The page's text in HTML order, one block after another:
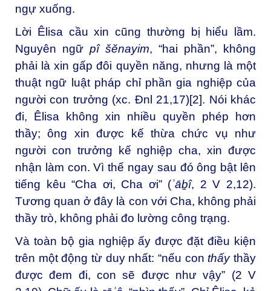
ngự xuống.
Lời Êlisa cầu xin cũng thường bị hiểu lầm.
Nguyên ngữ pî šĕnayim, “hai phần”, không
phải là xin gấp đôi quyền năng, nhưng là một
thuật ngữ luật pháp chỉ phần gia nghiệp của
người con trưởng (xc. Đnl 21,17)[2]. Nói khác
đi, Êlisa không xin nhiều quyền phép hơn
thầy; ông xin được kế thừa chức vụ như
người con trưởng kế nghiệp cha, xin được
nhận làm con. Vì thế ngay sau đó ông bật lên
tiếng kêu “Cha ơi, Cha ơi” (ʾāḇî, 2 V 2,12).
Tương quan ở đây là con với Cha, không phải
thầy trò, không phải đo lường công trạng.
Và toàn bộ gia nghiệp ấy được đặt điều kiện
trên một động từ duy nhất: “nếu conthấythầy
được đem đi, con sẽ được như vậy” (2 V